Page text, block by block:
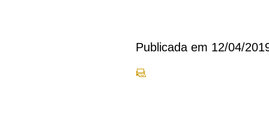
Publicada em 12/04/